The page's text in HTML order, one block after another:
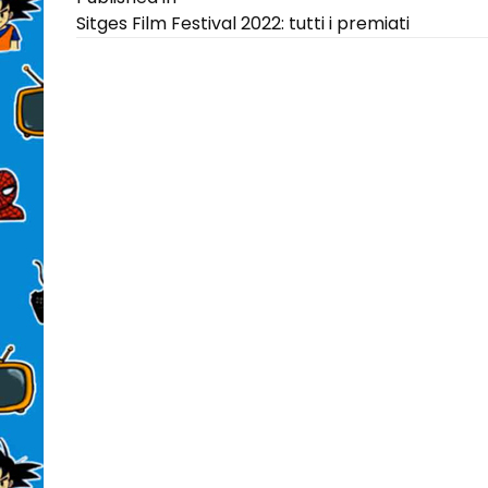
articoli
Sitges Film Festival 2022: tutti i premiati